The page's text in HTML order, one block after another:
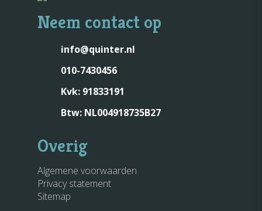
Neem contact op
info@quinter.nl
010-7430456
Kvk: 91833191
Btw: NL004918735B27
Overig
Algemene voorwaarden
Privacy statement
Sitemap